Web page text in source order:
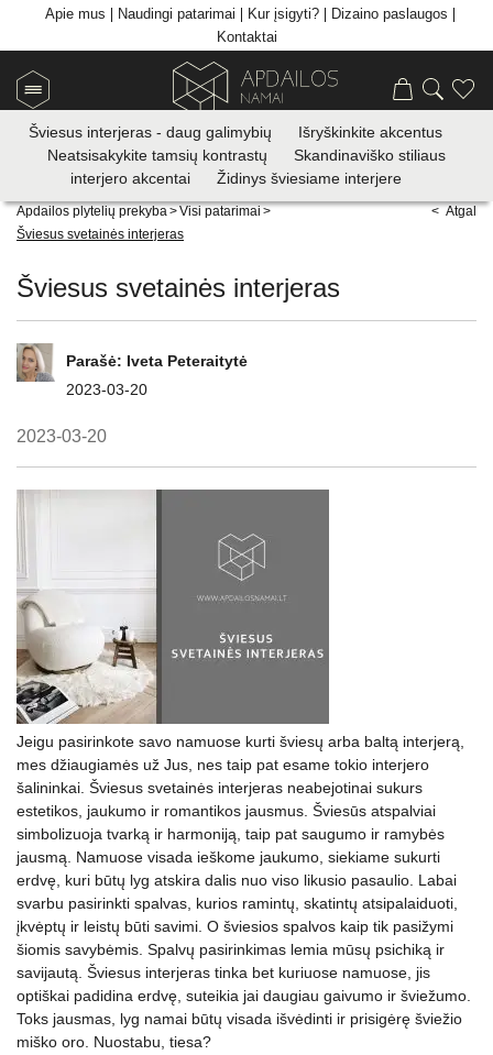
Apie mus Naudingi patarimai Kur įsigyti?
Dizaino paslaugos
Kontaktai
Apdailos plytelių prekyba>Visi patarimai>
Šviesus svetainės interjeras
< Atgal
Šviesus interjeras - daug galimybių
Išryškinkite akcentus
Neatsisakykite tamsių kontrastų
Skandinaviško stiliaus
interjero akcentai
Židinys šviesiame interjere
Šviesus svetainės interjeras
Parašė: Iveta Peteraitytė
2023-03-20
2023-03-20
Jeigu pasirinkote savo namuose kurti šviesų arba baltą interjerą,
mes džiaugiamės už Jus, nes taip pat esame tokio interjero
šalininkai. Šviesus svetainės interjeras neabejotinai sukurs
estetikos, jaukumo ir romantikos jausmus. Šviesūs atspalviai
simbolizuoja tvarką ir harmoniją, taip pat saugumo ir ramybės
jausmą. Namuose visada ieškome jaukumo, siekiame sukurti
erdvę, kuri būtų lyg atskira dalis nuo viso likusio pasaulio. Labai
svarbu pasirinkti spalvas, kurios ramintų, skatintų atsipalaiduoti,
įkvėptų ir leistų būti savimi. O šviesios spalvos kaip tik pasižymi
šiomis savybėmis. Spalvų pasirinkimas lemia mūsų psichiką ir
savijautą. Šviesus interjeras tinka bet kuriuose namuose, jis
optiškai padidina erdvę, suteikia jai daugiau gaivumo ir šviežumo.
Toks jausmas, lyg namai būtų visada išvėdinti ir prisigėrę šviežio
miško oro. Nuostabu, tiesa?